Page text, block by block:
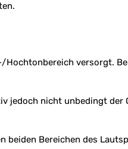
Hochtonbereich versorgt.
jedoch nicht unbedingt der
beiden Bereichen des